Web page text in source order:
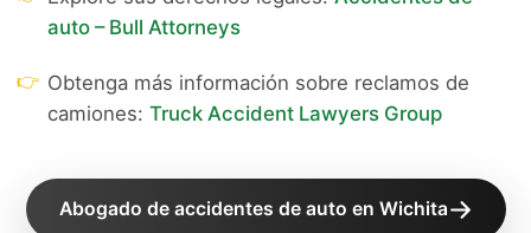
auto – Bull Attorneys
👉 Obtenga más información sobre reclamos de
camiones: Truck Accident Lawyers Group
Abogado de accidentes de auto en Wichita